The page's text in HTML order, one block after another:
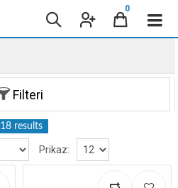
0
Filteri
18 results
Prikaz: